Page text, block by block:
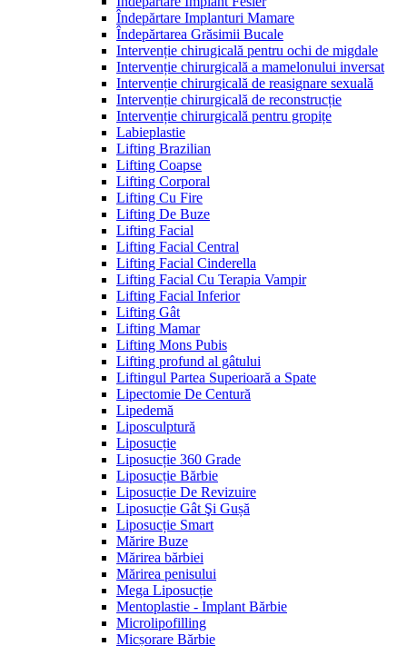
Îndepărtare Implanturi Mamare
Îndepărtarea Grăsimii Bucale
Intervenție chirugicală pentru ochi de migdale
Intervenție chirurgicală a mamelonului inversat
Intervenție chirurgicală de reasignare sexuală
Intervenție chirurgicală de reconstrucție
Intervenție chirurgicală pentru gropițe
Labieplastie
Lifting Brazilian
Lifting Coapse
Lifting Corporal
Lifting Cu Fire
Lifting De Buze
Lifting Facial
Lifting Facial Central
Lifting Facial Cinderella
Lifting Facial Cu Terapia Vampir
Lifting Facial Inferior
Lifting Gât
Lifting Mamar
Lifting Mons Pubis
Lifting profund al gâtului
Liftingul Partea Superioară a Spate
Lipectomie De Centură
Lipedemă
Liposculptură
Liposucție
Liposucție 360 Grade
Liposucție Bărbie
Liposucție De Revizuire
Liposucție Gât Şi Gușă
Liposucție Smart
Mărire Buze
Mărirea bărbiei
Mărirea penisului
Mega Liposucție
Mentoplastie - Implant Bărbie
Microlipofilling
Micșorare Bărbie